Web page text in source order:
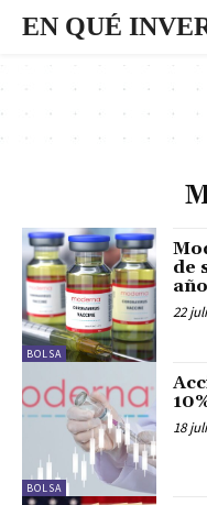
EN QUÉ
BOLSA
de
año
22
BOLSA
18